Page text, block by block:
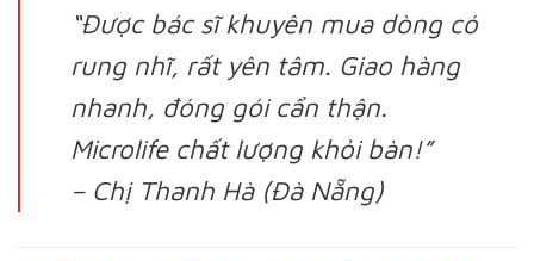
“Được bác sĩ khuyên mua dòng có
rung nhĩ, rất yên tâm. Giao hàng
nhanh, đóng gói cẩn thận.
Microlife chất lượng khỏi bàn!”
– Chị Thanh Hà (Đà Nẵng)